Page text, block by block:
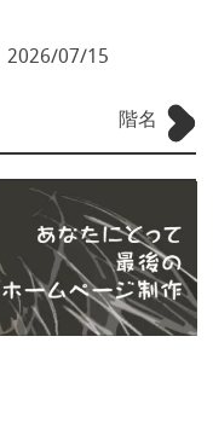
2026/07/15
階名